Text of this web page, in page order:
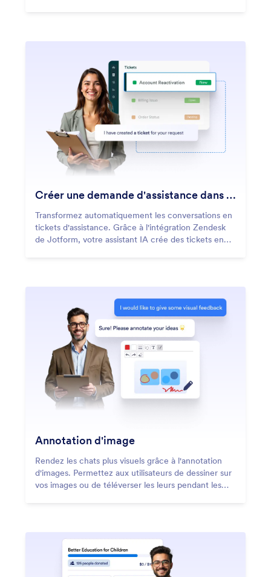
Créer une demande d'assistance dans Zendesk
Transformez automatiquement les conversations en
tickets d'assistance. Grâce à l'intégration Zendesk
de Jotform, votre assistant IA crée des tickets en
Annotation d'image
Rendez les chats plus visuels grâce à l'annotation
d'images. Permettez aux utilisateurs de dessiner sur
vos images ou de téléverser les leurs pendant les